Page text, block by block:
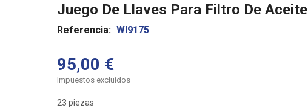
Juego De Llaves Para Filtro De Aceite
Referencia: WI9175
95,00 €
Impuestos excluidos
23 piezas